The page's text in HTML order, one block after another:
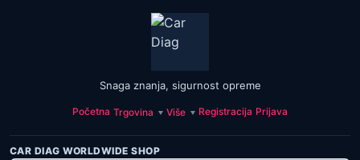
Snaga znanja, sigurnost opreme
Početna Trgovina Više Registracija Prijava
CAR DIAG WORLDWIDE SHOP